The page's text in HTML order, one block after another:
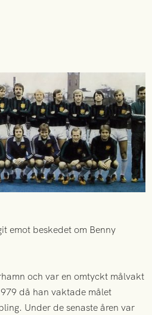
emot beskedet om Benny
och var en omtyckt målvakt
då han vaktade målet
Under de senaste åren var